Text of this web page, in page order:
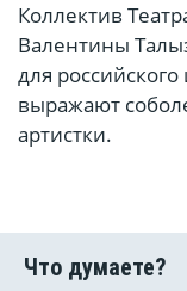
Коллектив
Валентины
для российского
выражают
артистки.